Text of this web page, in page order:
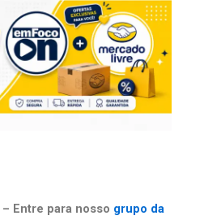
– Entre para nosso grupo da